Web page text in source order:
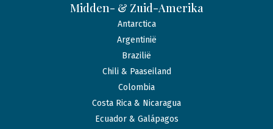
Midden- & Zuid-Amerika
Antarctica
Argentinië
Brazilië
Chili & Paaseiland
Colombia
Costa Rica & Nicaragua
Ecuador & Galápagos